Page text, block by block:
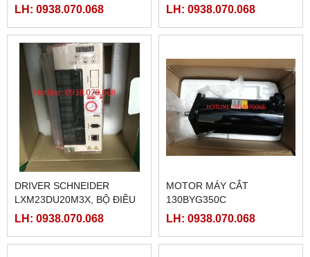
LH: 0938.070.068 LH: 0938.070.068
DRIVER SCHNEIDER
LXM23DU20M3X, BỘ ĐIỀU
KHIỂN SERVO
LH: 0938.070.068
MOTOR MÁY CẮT
130BYG350C
LH: 0938.070.068